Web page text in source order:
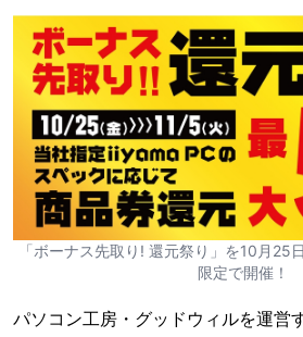
「ボーナス先取り! 還元祭り」を10月25
限定で開催！
パソコン工房・グッドウィルを運営